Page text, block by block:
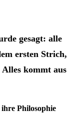
gesagt: alle
ersten Strich,
kommt aus
Philosophie